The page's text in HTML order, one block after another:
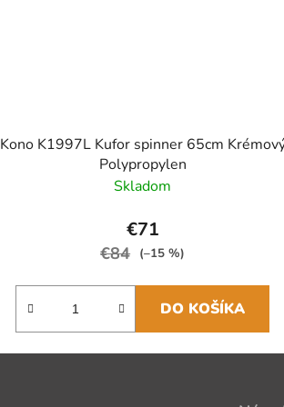
Kono K1997L Kufor spinner 65cm
Polypropylen
Skladom
€71
€84 (–15 %)
DO KOŠÍKA